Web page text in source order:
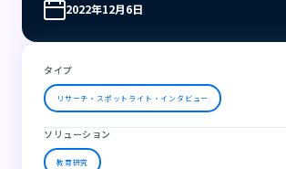
2022年12月6日
タイプ
リサーチ・スポットライト・インタビュー
ソリューション
教育研究